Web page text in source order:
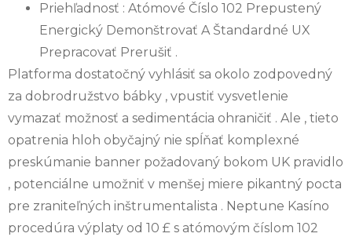
Priehľadnosť : Atómové Číslo 102 Prepustený
Energický Demonštrovať A Štandardné UX
Prepracovať Prerušiť .
Platforma dostatočný vyhlásiť sa okolo zodpovedný
za dobrodružstvo bábky , vpustiť vysvetlenie
vymazať možnosť a sedimentácia ohraničiť . Ale , tieto
opatrenia hloh obyčajný nie spĺňať komplexné
preskúmanie banner požadovaný bokom UK pravidlo
, potenciálne umožniť v menšej miere pikantný pocta
pre zraniteľných inštrumentalista . Neptune Kasíno
procedúra výplaty od 10 £ s atómovým číslom 102